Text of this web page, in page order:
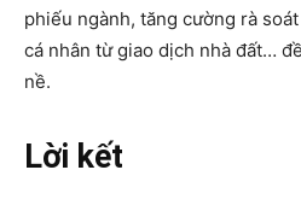
phiếu ngành, tăng cường rà
cá nhân từ giao dịch nhà đất…
nề.
Lời kết